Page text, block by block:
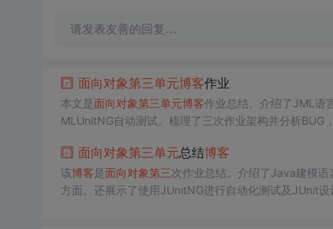
请发表友善的回复…
面向对象第三单元博客作业
本文是面向对象第三单元博客作业总结。介绍了JML语
MLUnitNG自动测试。梳理了三次作业架构并分析BUG
面向对象第三单元总结博客
该博客是面向对象第三次作业总结。介绍了Java建模
方面。还展示了使用JUnitNG进行自动化测试及JUnit